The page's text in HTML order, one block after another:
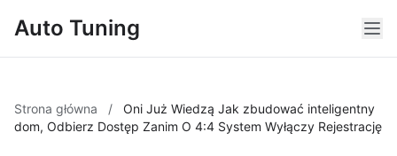
Auto Tuning
Strona główna /
Oni Już Wiedzą Jak zbudować inteligentny
dom, Odbierz Dostęp Zanim O 4:4 System Wyłączy Rejestrację